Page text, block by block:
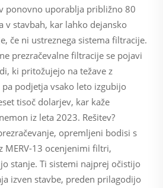
ponovno uporablja približno 80
v stavbah, kar lahko dejansko
če ni ustreznega sistema filtracije.
prezračevalne filtracije se pojavi
ki pritožujejo na težave z
podjetja vsako leto izgubijo
tisoč dolarjev, kar kaže
iz leta 2023. Rešitev?
opremljeni bodisi s
MERV-13 ocenjenimi filtri,
stanje. Ti sistemi najprej očistijo
izven stavbe, preden prilagodijo